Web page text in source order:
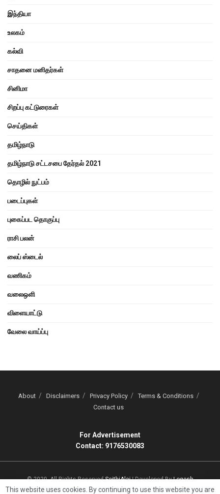
இந்தியா
உலகம்
கல்வி
சாதனை மனிதர்கள்
சினிமா
சிறப்பு கட்டுரைகள்
செய்திகள்
தமிழ்நாடு
தமிழ்நாடு சட்டசபை தேர்தல் 2021
தொழில் நுட்பம்
படைப்புகள்
புகைப்பட தொகுப்பு
ராசி பலன்
லைப் ஸ்டைல்
வணிகம்
வலைஒளி
விளையாட்டு
வேலை வாய்ப்பு
About Disclaimers Privacy Policy
Terms & Conditions
Contact us
For Advertisement
Contact: 9176530083
© 2020, All Rights ReservedSeithiAlai| Developed ByLogesh
This website uses cookies. By continuing to use this website you are